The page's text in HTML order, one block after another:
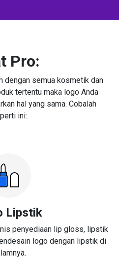
Pro:
dengan semua kosmetik dan
tertentu maka logo Anda
hal yang sama. Cobalah
ini:
Lipstik
penyediaan lip gloss, lipstik
logo dengan lipstik di